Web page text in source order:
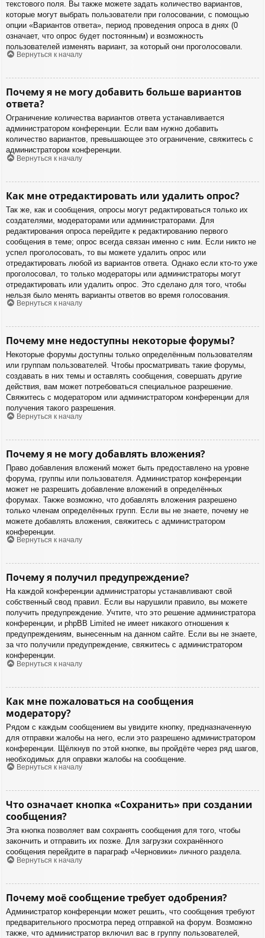
текстового поля. Вы также можете задать количество вариантов,
которые могут выбрать пользователи при голосовании, с помощью
опции «Вариантов ответа», период проведения опроса в днях (0
означает, что опрос будет постоянным) и возможность
пользователей изменять вариант, за который они проголосовали.
Вернуться к началу
Почему я не могу добавить больше вариантов
ответа?
Ограничение количества вариантов ответа устанавливается
администратором конференции. Если вам нужно добавить
количество вариантов, превышающее это ограничение, свяжитесь с
администратором конференции.
Вернуться к началу
Как мне отредактировать или удалить опрос?
Так же, как и сообщения, опросы могут редактироваться только их
создателями, модераторами или администраторами. Для
редактирования опроса перейдите к редактированию первого
сообщения в теме; опрос всегда связан именно с ним. Если никто не
успел проголосовать, то вы можете удалить опрос или
отредактировать любой из вариантов ответа. Однако если кто-то уже
проголосовал, то только модераторы или администраторы могут
отредактировать или удалить опрос. Это сделано для того, чтобы
нельзя было менять варианты ответов во время голосования.
Вернуться к началу
Почему мне недоступны некоторые форумы?
Некоторые форумы доступны только определённым пользователям
или группам пользователей. Чтобы просматривать такие форумы,
создавать в них темы и оставлять сообщения, совершать другие
действия, вам может потребоваться специальное разрешение.
Свяжитесь с модератором или администратором конференции для
получения такого разрешения.
Вернуться к началу
Почему я не могу добавлять вложения?
Право добавления вложений может быть предоставлено на уровне
форума, группы или пользователя. Администратор конференции
может не разрешить добавление вложений в определённых
форумах. Также возможно, что добавлять вложения разрешено
только членам определённых групп. Если вы не знаете, почему не
можете добавлять вложения, свяжитесь с администратором
конференции.
Вернуться к началу
Почему я получил предупреждение?
На каждой конференции администраторы устанавливают свой
собственный свод правил. Если вы нарушили правило, вы можете
получить предупреждение. Учтите, что это решение администратора
конференции, и phpBB Limited не имеет никакого отношения к
предупреждениям, вынесенным на данном сайте. Если вы не знаете,
за что получили предупреждение, свяжитесь с администратором
конференции.
Вернуться к началу
Как мне пожаловаться на сообщения
модератору?
Рядом с каждым сообщением вы увидите кнопку, предназначенную
для отправки жалобы на него, если это разрешено администратором
конференции. Щёлкнув по этой кнопке, вы пройдёте через ряд шагов,
необходимых для оправки жалобы на сообщение.
Вернуться к началу
Что означает кнопка «Сохранить» при создании
сообщения?
Эта кнопка позволяет вам сохранять сообщения для того, чтобы
закончить и отправить их позже. Для загрузки сохранённого
сообщения перейдите в параграф «Черновики» личного раздела.
Вернуться к началу
Почему моё сообщение требует одобрения?
Администратор конференции может решить, что сообщения требуют
предварительного просмотра перед отправкой на форум. Возможно
также, что администратор включил вас в группу пользователей,